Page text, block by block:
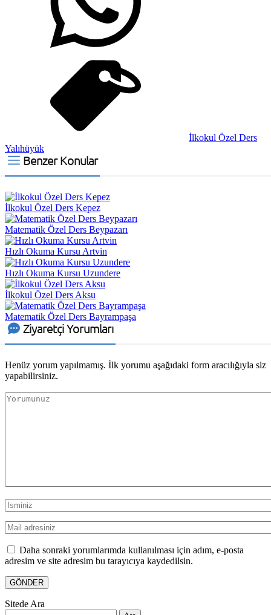
İlkokul Özel Ders
Yalıhüyük
Benzer Konular
İlkokul Özel Ders Kepez
Matematik Özel Ders Beypazarı
Hızlı Okuma Kursu Artvin
Hızlı Okuma Kursu Uzundere
İlkokul Özel Ders Aksu
Matematik Özel Ders Bayrampaşa
Ziyaretçi Yorumları
Henüz yorum yapılmamış. İlk yorumu aşağıdaki form aracılığıyla siz
yapabilirsiniz.
Daha sonraki yorumlarımda kullanılması için adım, e-posta
adresim ve site adresim bu tarayıcıya kaydedilsin.
Sitede Ara